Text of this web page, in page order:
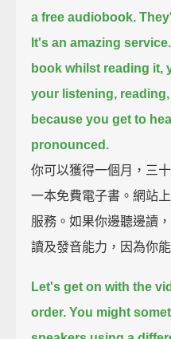
a free audiobook.
It's an amazing service.
book whilst reading it,
your listening,
because you get to
pronounced.
你可以獲得一個月，三
一本免費電子書。網站
服務。如果你邊聽邊讀
讀及發音能力，因為你
Let's get on with the
order. You might